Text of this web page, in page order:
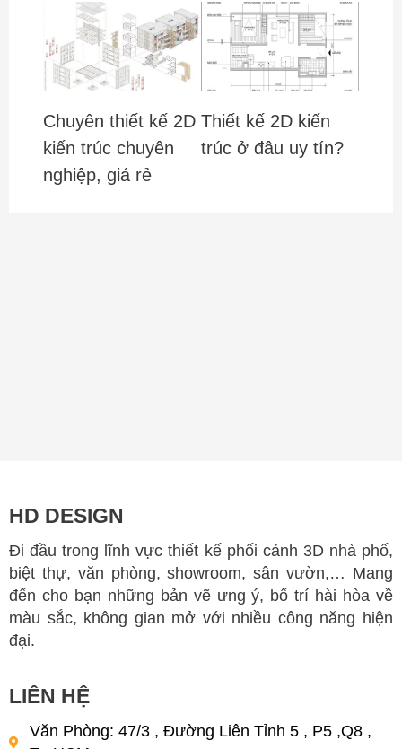
Chuyên thiết kế 2D
kiến trúc chuyên
nghiệp, giá rẻ
Thiết kế 2D kiến
trúc ở đâu uy tín?
HD DESIGN
Đi đầu trong lĩnh vực thiết kế phối cảnh 3D nhà phố,
biệt thự, văn phòng, showroom, sân vườn,… Mang
đến cho bạn những bản vẽ ưng ý, bố trí hài hòa về
màu sắc, không gian mở với nhiều công năng hiện
đại.
LIÊN HỆ
Văn Phòng: 47/3 , Đường Liên Tỉnh 5 , P5 ,Q8 ,